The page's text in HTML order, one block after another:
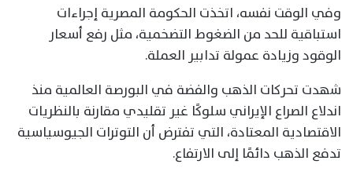
وفي الوقت نفسه، اتخذت الحكومة المصرية إجراءات
استباقية للحد من الضغوط التضخمية، مثل رفع أسعار
الوقود وزيادة عمولة تدابير العملة.
شهدت تحركات الذهب والفضة في البورصة العالمية منذ
اندلاع الصراع الإيراني سلوكًا غير تقليدي مقارنة بالنظريات
الاقتصادية المعتادة، التي تفترض أن التوترات الجيوسياسية
تدفع الذهب دائمًا إلى الارتفاع.